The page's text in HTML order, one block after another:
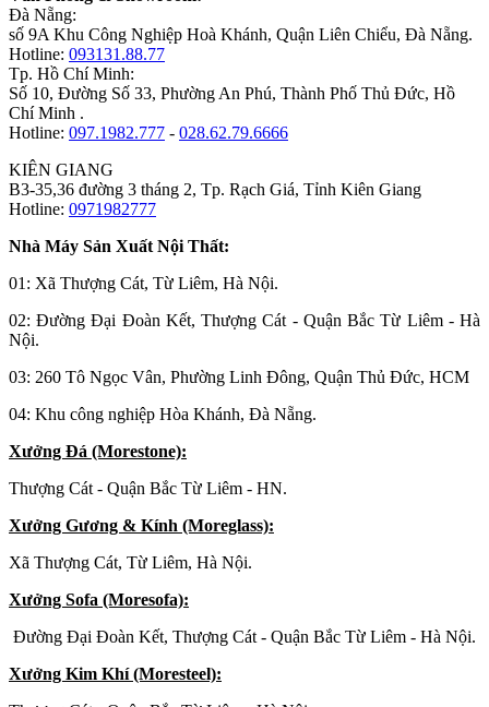
Đà Nẵng:
số 9A Khu Công Nghiệp Hoà Khánh, Quận Liên Chiểu, Đà Nẵng.
Hotline: 093131.88.77
Tp. Hồ Chí Minh:
Số 10, Đường Số 33, Phường An Phú, Thành Phố Thủ Đức, Hồ
Chí Minh .
Hotline: 097.1982.777 - 028.62.79.6666
KIÊN GIANG
B3-35,36 đường 3 tháng 2, Tp. Rạch Giá, Tỉnh Kiên Giang
Hotline: 0971982777
Nhà Máy Sản Xuất Nội Thất:
01: Xã Thượng Cát, Từ Liêm, Hà Nội.
02: Đường Đại Đoàn Kết, Thượng Cát - Quận Bắc Từ Liêm - Hà
Nội.
03: 260 Tô Ngọc Vân, Phường Linh Đông, Quận Thủ Đức, HCM
04: Khu công nghiệp Hòa Khánh, Đà Nẵng.
Xưởng Đá (Morestone):
Thượng Cát - Quận Bắc Từ Liêm - HN.
Xưởng Gương & Kính (Moreglass):
Xã Thượng Cát, Từ Liêm, Hà Nội.
Xưởng Sofa (Moresofa):
Đường Đại Đoàn Kết, Thượng Cát - Quận Bắc Từ Liêm - Hà Nội.
Xưởng Kim Khí (Moresteel):